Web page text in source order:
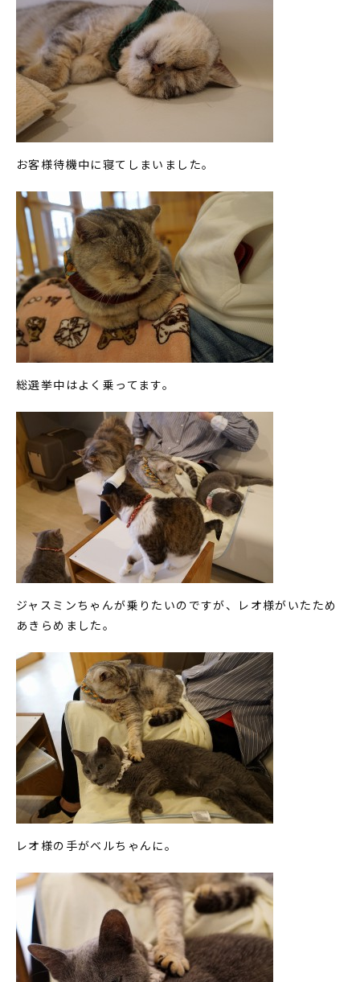
お客様待機中に寝てしまいました。
総選挙中はよく乗ってます。
ジャスミンちゃんが乗りたいのですが、レオ様がいたため
あきらめました。
レオ様の手がベルちゃんに。